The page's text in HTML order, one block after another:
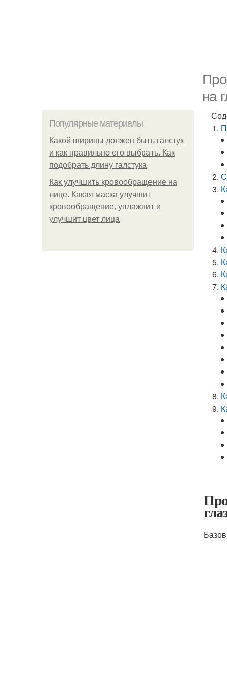
на
Популярные материалы
Какой ширины должен быть галстук
и как правильно его выбрать. Как
подобрать длину галстука
Как улучшить кровообращение на
лице. Какая маска улучшит
кровообращение, увлажнит и
улучшит цвет лица